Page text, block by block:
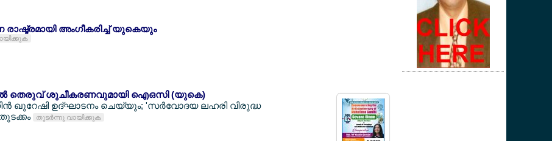
രാഷ്ട്രമായി അംഗീകരിച്ച് യുകെയും
തെരുവ് ശുചീകരണവുമായി ഐഒസി (യുകെ)
ഖുറേഷി ഉദ്ഘാടനം ചെയ്യും; 'സര്‍വോദയ ലഹരി വിരുദ്ധ
തുടര്‍ന്നു വായിക്കുക